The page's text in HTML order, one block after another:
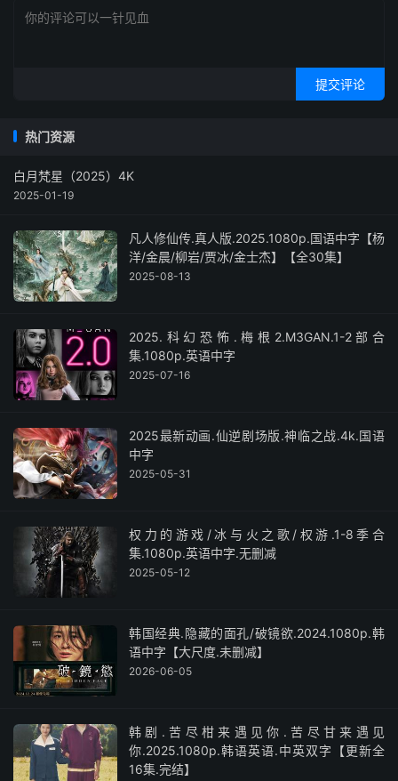
提交评论
热门资源
白月梵星（2025）4K
2025-01-19
凡人修仙传.真人版.2025.1080p.国语中字【杨
洋/金晨/柳岩/贾冰/金士杰】【全30集】
2025-08-13
2025.科幻恐怖.梅根2.M3GAN.1-2部合
集.1080p.英语中字
2025-07-16
2025最新动画.仙逆剧场版.神临之战.4k.国语
中字
2025-05-31
权力的游戏/冰与火之歌/权游.1-8季合
集.1080p.英语中字.无删减
2025-05-12
韩国经典.隐藏的面孔/破镜欲.2024.1080p.韩
语中字【大尺度.未删减】
2026-06-05
韩剧.苦尽柑来遇见你.苦尽甘来遇见
你.2025.1080p.韩语英语.中英双字【更新全
16集.完结】